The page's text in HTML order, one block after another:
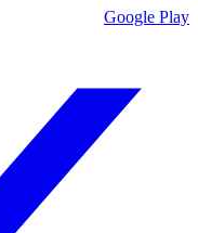
Google Play